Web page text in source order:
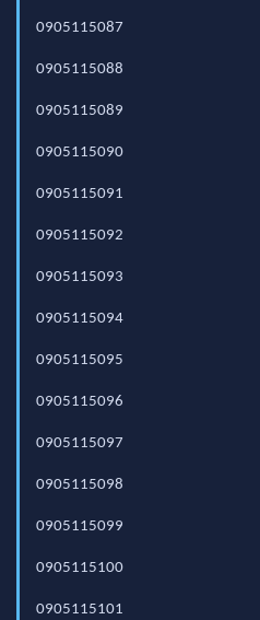
0905115087
0905115088
0905115089
0905115090
0905115091
0905115092
0905115093
0905115094
0905115095
0905115096
0905115097
0905115098
0905115099
0905115100
0905115101